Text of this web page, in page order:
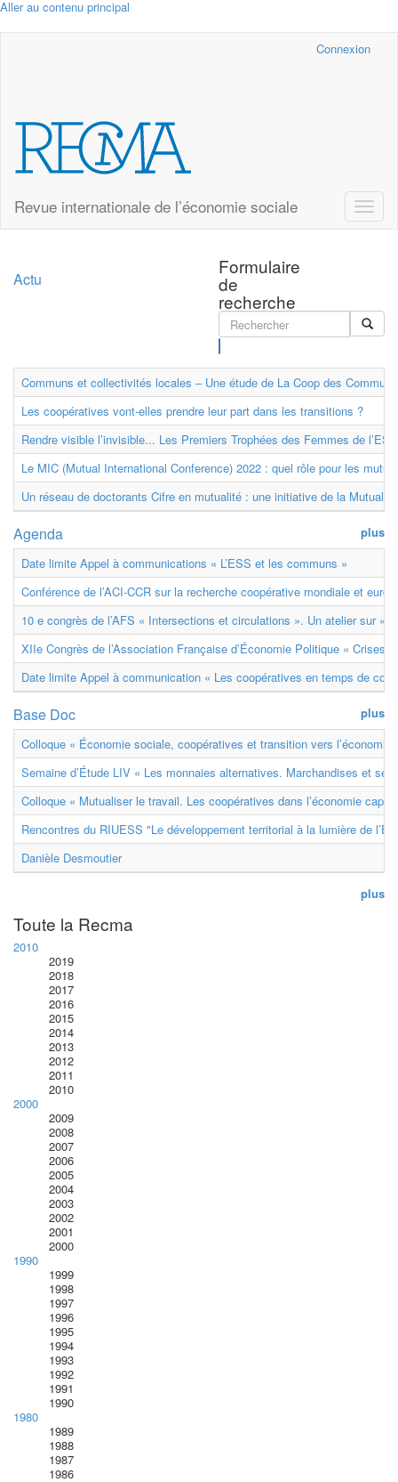
Aller au contenu principal
Connexion
Revue internationale de l’économie sociale
Toggle
Formulaire
de
recherche
Actu
Communs et collectivités locales – Une étude de La Coop des
Les coopératives vont-elles prendre leur part dans les transitions ?
Rendre visible l’invisible... Les Premiers Trophées des Femmes de
Le MIC (Mutual International Conference) 2022 : quel rôle pour les
Un réseau de doctorants Cifre en mutualité : une initiative de la
plus
Agenda
Date limite Appel à communications « L’ESS et les communs »
Conférence de l’ACI-CCR sur la recherche coopérative mondiale et
10 e congrès de l’AFS « Intersections et circulations ». Un atelier sur «
XIIe Congrès de l’Association Française d’Économie Politique « Crises
Date limite Appel à communication « Les coopératives en temps de
plus
Base Doc
Colloque « Économie sociale, coopératives et transition vers
Semaine d’Étude LIV « Les monnaies alternatives. Marchandises et
Colloque « Mutualiser le travail. Les coopératives dans l’économie
Rencontres du RIUESS "Le développement territorial à la lumière de
Danièle Desmoutier
plus
Toute la Recma
2010
2019
2018
2017
2016
2015
2014
2013
2012
2011
2010
2000
2009
2008
2007
2006
2005
2004
2003
2002
2001
2000
1990
1999
1998
1997
1996
1995
1994
1993
1992
1991
1990
1980
1989
1988
1987
1986